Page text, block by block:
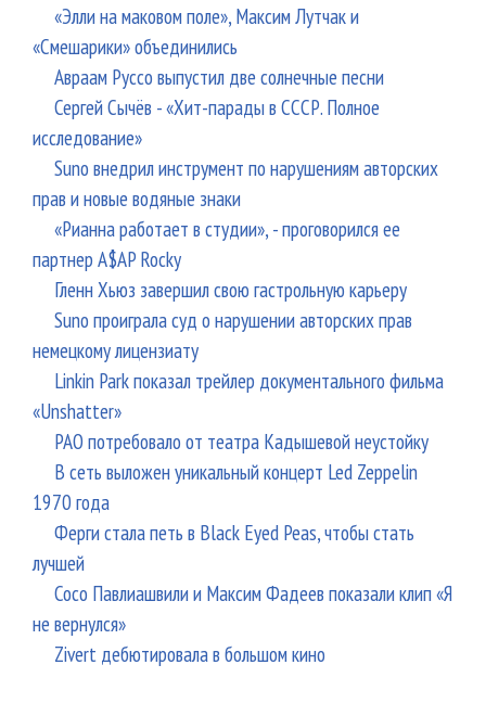
«Элли на маковом поле», Максим Лутчак и
«Смешарики» объединились
Авраам Руссо выпустил две солнечные песни
Сергей Сычёв - «Хит-парады в СССР. Полное
исследование»
Suno внедрил инструмент по нарушениям авторских
прав и новые водяные знаки
«Рианна работает в студии», - проговорился ее
партнер A$AP Rocky
Гленн Хьюз завершил свою гастрольную карьеру
Suno проиграла суд о нарушении авторских прав
немецкому лицензиату
Linkin Park показал трейлер документального фильма
«Unshatter»
РАО потребовало от театра Кадышевой неустойку
В сеть выложен уникальный концерт Led Zeppelin
1970 года
Ферги стала петь в Black Eyed Peas, чтобы стать
лучшей
Сосо Павлиашвили и Максим Фадеев показали клип «Я
не вернулся»
Zivert дебютировала в большом кино